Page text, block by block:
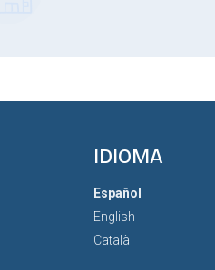
IDIOMA
Español
English
Català